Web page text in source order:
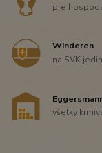
pre
Winderen
na SVK
všetky